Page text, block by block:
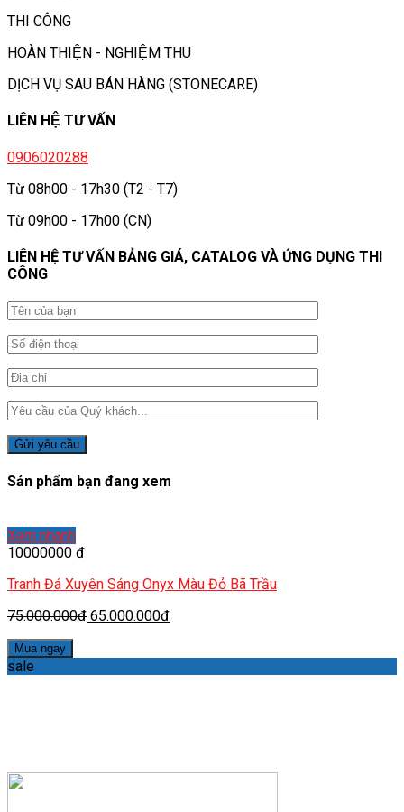
THI CÔNG
HOÀN THIỆN - NGHIỆM THU
DỊCH VỤ SAU BÁN HÀNG (STONECARE)
LIÊN HỆ TƯ VẤN
0906020288
Từ 08h00 - 17h30 (T2 - T7)
Từ 09h00 - 17h00 (CN)
LIÊN HỆ TƯ VẤN BẢNG GIÁ, CATALOG VÀ ỨNG DỤNG THI
CÔNG
Sản phẩm bạn đang xem
Xem nhanh
10000000 đ
Tranh Đá Xuyên Sáng Onyx Màu Đỏ Bã Trầu
75.000.000đ 65.000.000đ
Mua ngay
sale